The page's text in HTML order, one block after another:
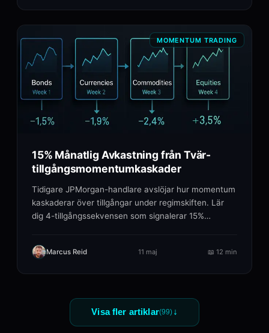
MOMENTUM TRADING
15% Månatlig Avkastning från Tvär-
tillgångsmomentumkaskader
Tidigare JPMorgan-handlare avslöjar hur momentum
kaskaderar över tillgångar under regimskiften. Lär
dig 4-tillgångssekvensen som signalerar 15%
Marcus Reid 11 maj 📖 12 min
Visa fler artiklar(99) ↓